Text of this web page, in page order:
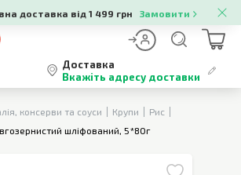
доставка від 1 499 грн Замовити
Доставка
Вкажіть адресу доставки
консерви та соуси Крупи
Рис
шліфований, 5*80г